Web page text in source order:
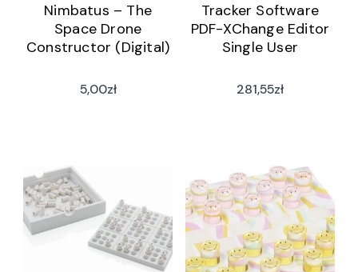
Nimbatus – The
Space Drone
Constructor (Digital)
5,00zł
Tracker Software
PDF-XChange Editor
Single User
281,55zł